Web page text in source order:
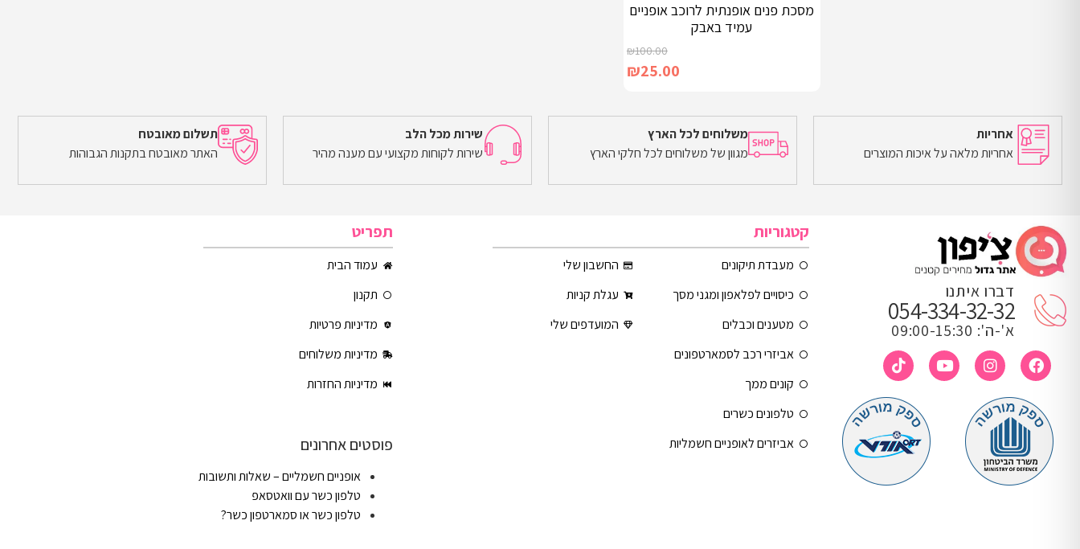
מסכת פנים אופנתית לרוכב אופניים
עמיד באבק
₪100.00
₪25.00
הוספה לסל
אחריות
אחריות מלאה על איכות המוצרים
משלוחים לכל הארץ
מגוון של משלוחים לכל חלקי הארץ
שירות מכל הלב
שירות לקוחות מקצועי עם מענה מהיר
תשלום מאובטח
האתר מאובטח בתקנות הגבוהות
דברו איתנו
054-334-32-32
א'-ה': 09:00-15:30
קטגוריות
מעבדת תיקונים
כיסויים לפלאפון ומגני מסך
מטענים וכבלים
אביזרי רכב לסמארטפונים
קונים ממך
טלפונים כשרים
אביזרים לאופניים חשמליות
החשבון שלי
עגלת קניות
המועדפים שלי
תפריט
עמוד הבית
תקנון
מדיניות פרטיות
מדיניות משלוחים
מדיניות החזרות
פוסטים אחרונים
אופניים חשמליים – שאלות ותשובות
טלפון כשר עם וואטסאפ
טלפון כשר או סמארטפון כשר?